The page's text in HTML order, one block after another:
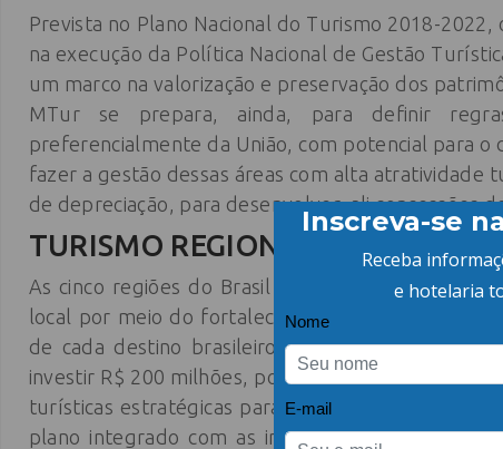
Prevista no Plano Nacional do Turismo 2018-
na execução da Política Nacional de Gestão
um marco na valorização e preservação dos
MTur se prepara, ainda, para definir
preferencialmente da União, com potencial para
fazer a gestão dessas áreas com alta atratividade
de depreciação, para desenvolver, ali concessões
TURISMO REGIONAL
As cinco regiões do Brasil contam agora com
local por meio do fortalecimento dos pequenos
de cada destino brasileiro. Em parceria com o
investir R$ 200 milhões, por meio do Investe
turísticas estratégicas para o país. A Pasta já
plano integrado com as instâncias de